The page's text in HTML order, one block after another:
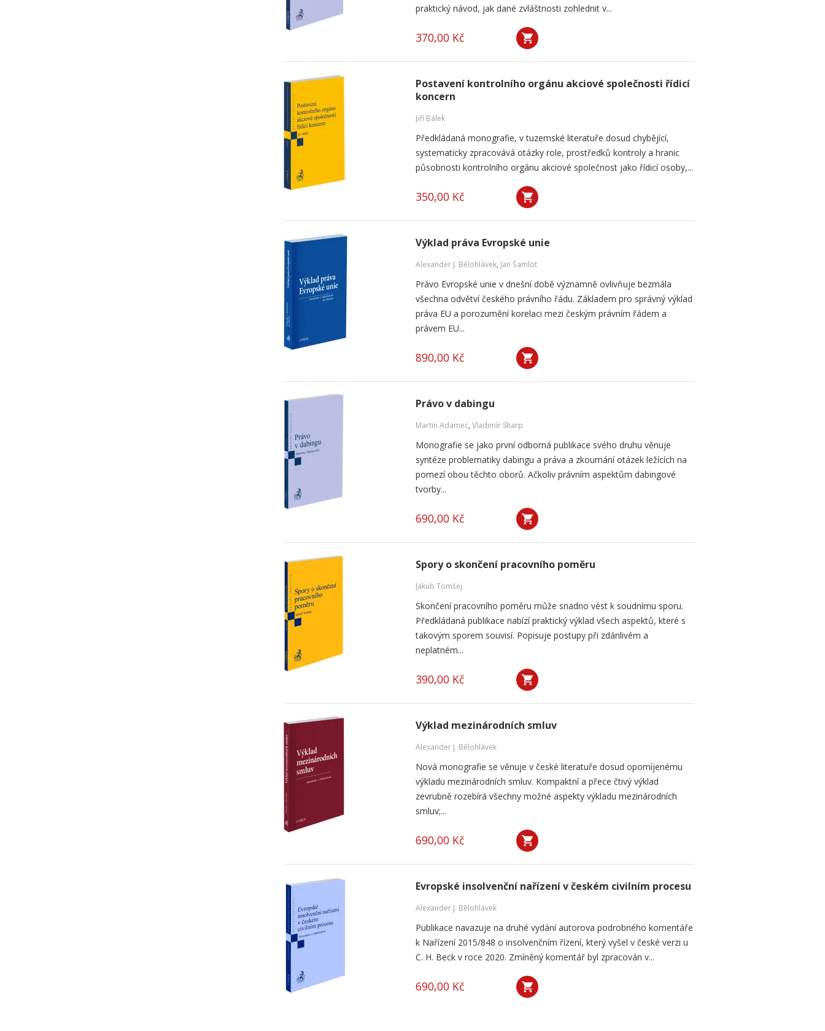
praktický návod, jak dané zvláštnosti zohlednit v...
370,00 Kč
Postavení kontrolního orgánu akciové společnosti řídicí
koncern
Jiří Bálek
Předkládaná monografie, v tuzemské literatuře dosud chybějící,
systematicky zpracovává otázky role, prostředků kontroly a hranic
působnosti kontrolního orgánu akciové společnost jako řídicí osoby,...
350,00 Kč
Výklad práva Evropské unie
Alexander J. Bělohlávek, Jan Šamlot
Právo Evropské unie v dnešní době významně ovlivňuje bezmála
všechna odvětví českého právního řádu. Základem pro správný výklad
práva EU a porozumění korelaci mezi českým právním řádem a
právem EU...
890,00 Kč
Právo v dabingu
Martin Adamec, Vladimír Sharp
Monografie se jako první odborná publikace svého druhu věnuje
syntéze problematiky dabingu a práva a zkoumání otázek ležících na
pomezí obou těchto oborů. Ačkoliv právním aspektům dabingové
tvorby...
690,00 Kč
Spory o skončení pracovního poměru
Jakub Tomšej
Skončení pracovního poměru může snadno vést k soudnímu sporu.
Předkládaná publikace nabízí praktický výklad všech aspektů, které s
takovým sporem souvisí. Popisuje postupy při zdánlivém a
neplatném...
390,00 Kč
Výklad mezinárodních smluv
Alexander J. Bělohlávek
Nová monografie se věnuje v české literatuře dosud opomíjenému
výkladu mezinárodních smluv. Kompaktní a přece čtivý výklad
zevrubně rozebírá všechny možné aspekty výkladu mezinárodních
smluv;...
690,00 Kč
Evropské insolvenční nařízení v českém civilním procesu
Alexander J. Bělohlávek
Publikace navazuje na druhé vydání autorova podrobného komentáře
k Nařízení 2015/848 o insolvenčním řízení, který vyšel v české verzi u
C. H. Beck v roce 2020. Zmíněný komentář byl zpracován v...
690,00 Kč